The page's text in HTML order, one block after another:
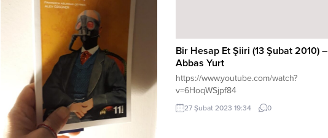
Bir Hesap Et Şiiri (13 Şubat 2010) –
Abbas Yurt
https://www.youtube.com/watch?
v=6HoqWSjpf84
27 Şubat 2023 19:34 0